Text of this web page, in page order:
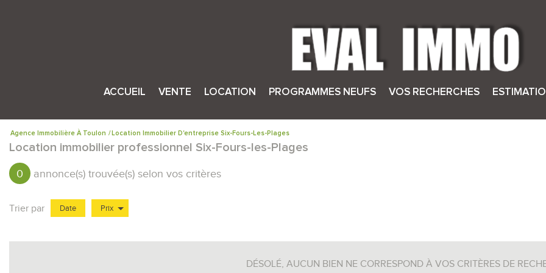
ACCUEIL VENTE
Vente aux particuliers
LOCATION
Location aux particuliers
PROGRAMMES NEUFS VOS RECHERCHES
Agence Immobilière À Toulon Location Immobilier D'entreprise Six-Fours-Les-Plages
Location immobilier professionnel Six-Fours-les-Plages
0 annonce(s) trouvée(s) selon vos critères
5KM 10KM 25KM
Trier par Date Prix
DÉSOLÉ, AUCUN BIEN NE CORRESPOND À VOS CRITÈRES DE